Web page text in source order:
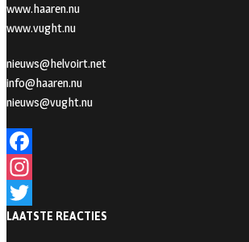
www.haaren.nu
www.vught.nu
nieuws@helvoirt.net
info@haaren.nu
nieuws@vught.nu
F
a
c
n
T
LAATSTE REACTIES